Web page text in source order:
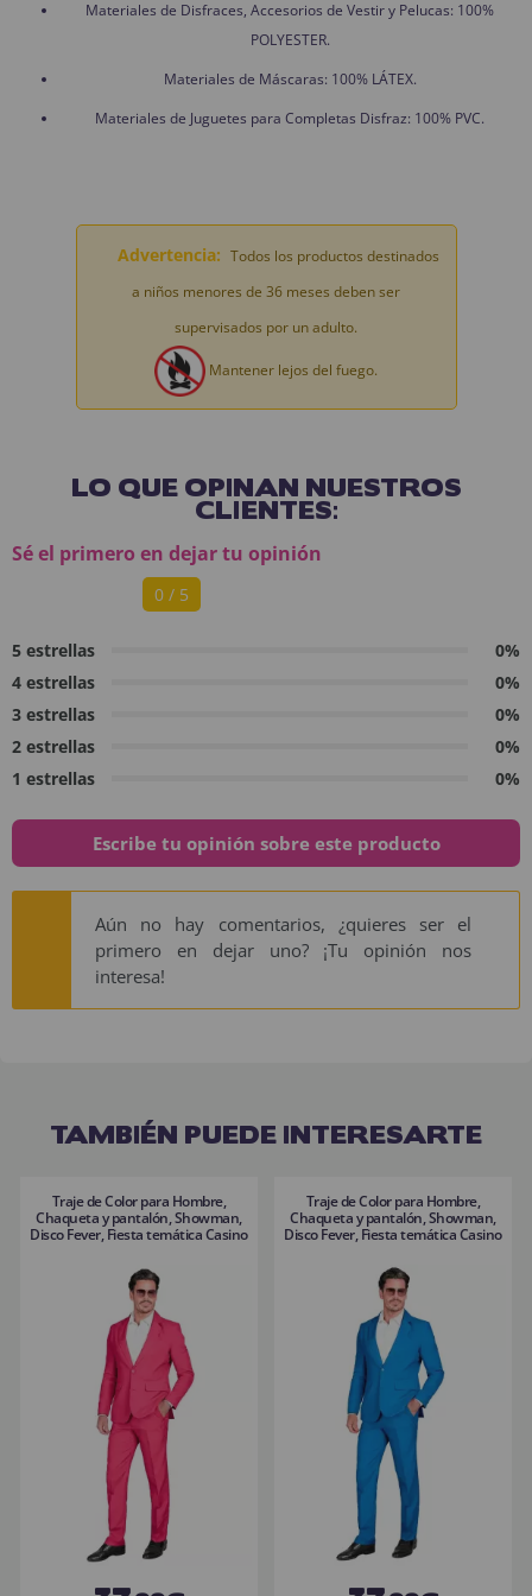
Materiales de Disfraces, Accesorios de Vestir y Pelucas: 100%
POLYESTER.
Materiales de Máscaras: 100% LÁTEX.
Materiales de Juguetes para Completas Disfraz: 100% PVC.
Advertencia: Todos los productos destinados
a niños menores de 36 meses deben ser
supervisados por un adulto.
Mantener lejos del fuego.
LO QUE OPINAN NUESTROS
CLIENTES:
Sé el primero en dejar tu opinión
0 / 5
5 estrellas
0%
4 estrellas
0%
3 estrellas
0%
2 estrellas
0%
1 estrellas
0%
Escribe tu opinión sobre este producto
Aún no hay comentarios, ¿quieres ser el
primero en dejar uno? ¡Tu opinión nos
interesa!
TAMBIÉN PUEDE INTERESARTE
Traje de Color para Hombre,
Chaqueta y pantalón, Showman,
Disco Fever, Fiesta temática Casino
Traje de Color para Hombre,
Chaqueta y pantalón, Showman,
Disco Fever, Fiesta temática Casino